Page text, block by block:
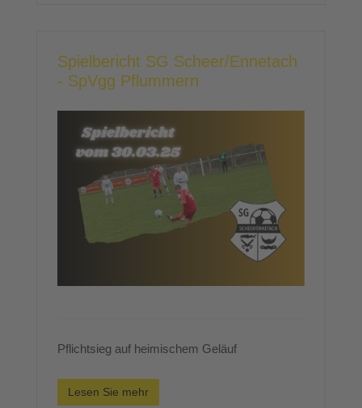
Spielbericht SG Scheer/Ennetach
- SpVgg Pflummern
Pflichtsieg auf heimischem Geläuf
Lesen Sie mehr